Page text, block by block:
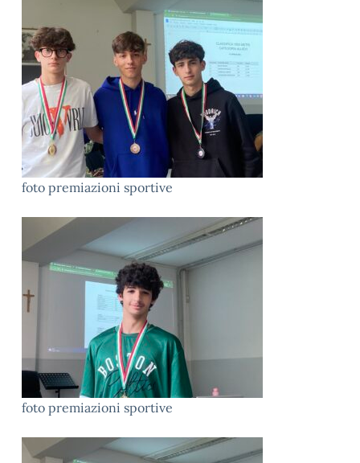
foto premiazioni sportive
foto premiazioni sportive